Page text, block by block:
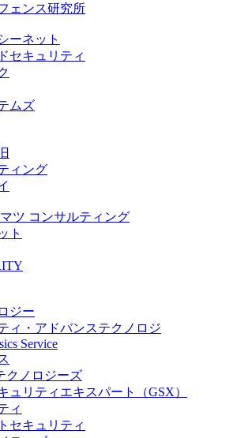
ェンス研究所
ーネット
セキュリティ
ムズ
ィング
ツ コンサルティング
ト
ジー
ィ・アドバンステクノロジ
Service
クノロジーズ
ュリティエキスパート（GSX）
ィ
セキュリティ